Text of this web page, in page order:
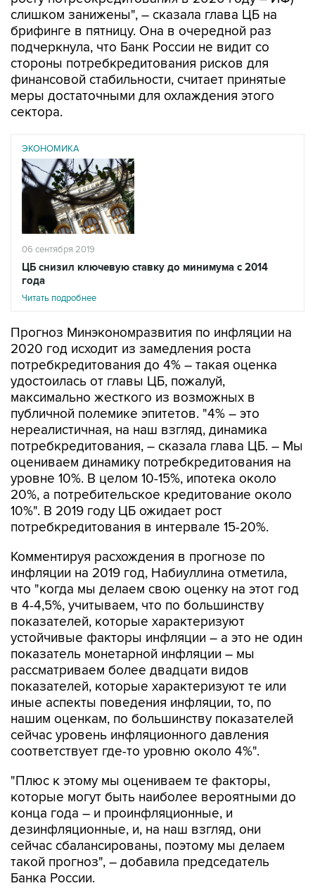
слишком занижены", – сказала глава ЦБ на
брифинге в пятницу. Она в очередной раз
подчеркнула, что Банк России не видит со
стороны потребкредитования рисков для
финансовой стабильности, считает принятые
меры достаточными для охлаждения этого
сектора.
ЭКОНОМИКА
06 сентября 2019
ЦБ снизил ключевую ставку до минимума с 2014
года
Читать подробнее
Прогноз Минэкономразвития по инфляции на
2020 год исходит из замедления роста
потребкредитования до 4% – такая оценка
удостоилась от главы ЦБ, пожалуй,
максимально жесткого из возможных в
публичной полемике эпитетов. "4% – это
нереалистичная, на наш взгляд, динамика
потребкредитования, – сказала глава ЦБ. – Мы
оцениваем динамику потребкредитования на
уровне 10%. В целом 10-15%, ипотека около
20%, а потребительское кредитование около
10%". В 2019 году ЦБ ожидает рост
потребкредитования в интервале 15-20%.
Комментируя расхождения в прогнозе по
инфляции на 2019 год, Набиуллина отметила,
что "когда мы делаем свою оценку на этот год
в 4-4,5%, учитываем, что по большинству
показателей, которые характеризуют
устойчивые факторы инфляции – а это не один
показатель монетарной инфляции – мы
рассматриваем более двадцати видов
показателей, которые характеризуют те или
иные аспекты поведения инфляции, то, по
нашим оценкам, по большинству показателей
сейчас уровень инфляционного давления
соответствует где-то уровню около 4%".
"Плюс к этому мы оцениваем те факторы,
которые могут быть наиболее вероятными до
конца года – и проинфляционные, и
дезинфляционные, и, на наш взгляд, они
сейчас сбалансированы, поэтому мы делаем
такой прогноз", – добавила председатель
Банка России.